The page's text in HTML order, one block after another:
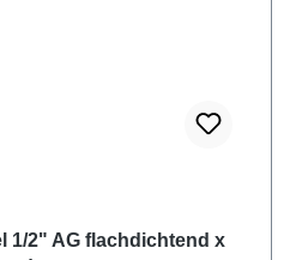
1/2" AG flachdichtend x